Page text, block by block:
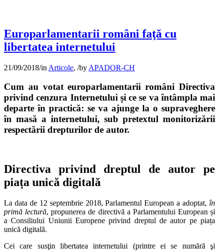
Europarlamentarii români faţă cu
libertatea internetului
21/09/2018/in Articole, /by APADOR-CH
Cum au votat europarlamentarii români Directiva
privind cenzura Internetului și ce se va întâmpla mai
departe în practică: se va ajunge la o supraveghere
în masă a internetului, sub pretextul monitorizării
respectării drepturilor de autor.
Directiva privind dreptul de autor pe
piața unică digitală
La data de 12 septembrie 2018, Parlamentul European a adoptat, în
primă lectură, propunerea de directivă a Parlamentului European și
a Consiliului Uniunii Europene privind dreptul de autor pe piața
unică digitală.
Cei care susţin libertatea internetului (printre ei se numără şi